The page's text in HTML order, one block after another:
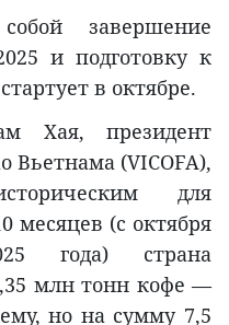
завершение
и подготовку к
в октябре.
Хая, президент
Вьетнама (VICOFA),
для
месяцев (с октября
года) страна
млн тонн кофе —
но на сумму 7,5